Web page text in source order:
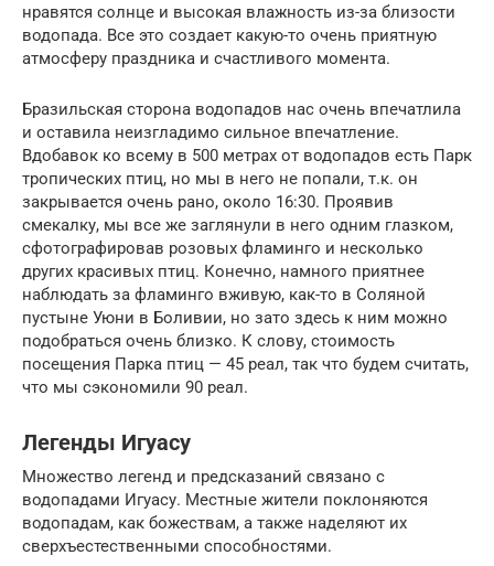
нравятся солнце и высокая влажность из-за близости
водопада. Все это создает какую-то очень приятную
атмосферу праздника и счастливого момента.
Бразильская сторона водопадов нас очень впечатлила
и оставила неизгладимо сильное впечатление.
Вдобавок ко всему в 500 метрах от водопадов есть Парк
тропических птиц, но мы в него не попали, т.к. он
закрывается очень рано, около 16:30. Проявив
смекалку, мы все же заглянули в него одним глазком,
сфотографировав розовых фламинго и несколько
других красивых птиц. Конечно, намного приятнее
наблюдать за фламинго вживую, как-то в Соляной
пустыне Уюни в Боливии, но зато здесь к ним можно
подобраться очень близко. К слову, стоимость
посещения Парка птиц — 45 реал, так что будем считать,
что мы сэкономили 90 реал.
Легенды Игуасу
Множество легенд и предсказаний связано с
водопадами Игуасу. Местные жители поклоняются
водопадам, как божествам, а также наделяют их
сверхъестественными способностями.